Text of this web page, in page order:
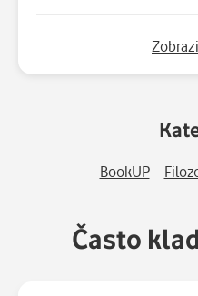
Polní
O sadu a
Daruješ-li
O trámu a
BookUP
Často